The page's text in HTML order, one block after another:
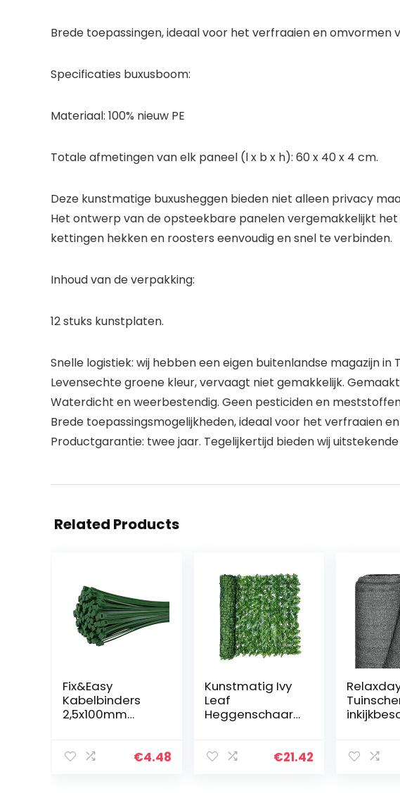
Brede toepassingen, ideaal voor het verfraaien en omvormen
Specificaties buxusboom:
Materiaal: 100% nieuw PE
Totale afmetingen van elk paneel (l x b x h): 60 x 40 x 4 cm.
Deze kunstmatige buxusheggen bieden niet alleen privacy
Het ontwerp van de opsteekbare panelen vergemakkelijkt
kettingen hekken en roosters eenvoudig en snel te verbinden.
Inhoud van de verpakking:
12 stuks kunstplaten.
Snelle logistiek: wij hebben een eigen buitenlandse magazijn
Levensechte groene kleur, vervaagt niet gemakkelijk.
Waterdicht en weerbestendig. Geen pesticiden en
Brede toepassingsmogelijkheden, ideaal voor het verfraaien
Productgarantie: twee jaar. Tegelijkertijd bieden wij
Related Products
Fix&Easy
Kabelbinders
2,5x100mm
kunstmatige€4.48
Kunstmatig Ivy
Leaf
Heggenschaar
Balkons Op Rol
€21.42